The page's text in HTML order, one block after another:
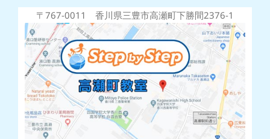
〒767-0011 香川県三豊市高瀬町下勝間2376-1